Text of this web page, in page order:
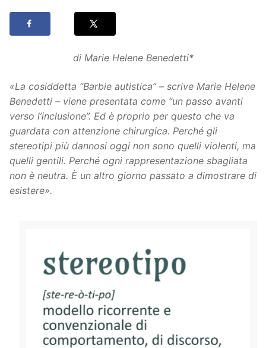
di Marie Helene Benedetti*
«La cosiddetta “Barbie autistica” – scrive Marie Helene
Benedetti – viene presentata come “un passo avanti
verso l’inclusione”. Ed è proprio per questo che va
guardata con attenzione chirurgica. Perché gli
stereotipi più dannosi oggi non sono quelli violenti, ma
quelli gentili. Perché ogni rappresentazione sbagliata
non è neutra. È un altro giorno passato a dimostrare di
esistere».